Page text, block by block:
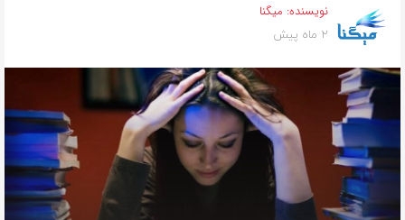
نویسنده: میگنا
2 ماه پیش